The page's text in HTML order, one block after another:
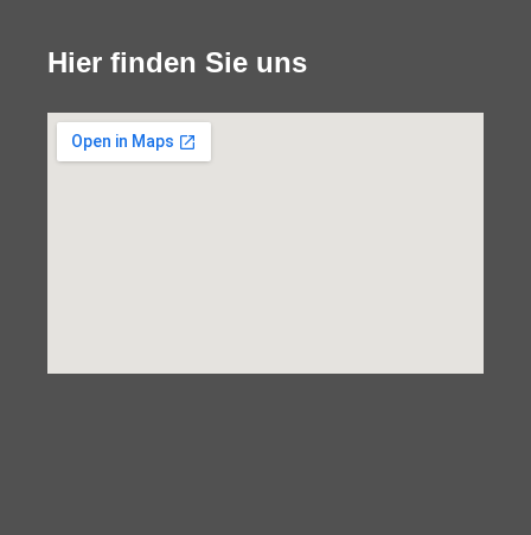
Hier finden Sie uns